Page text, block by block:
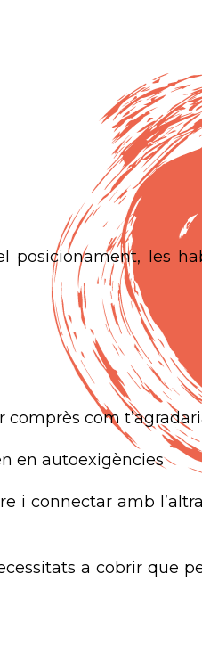
posicionament, les
com
en autoexigències
i connectar amb
a cobrir que